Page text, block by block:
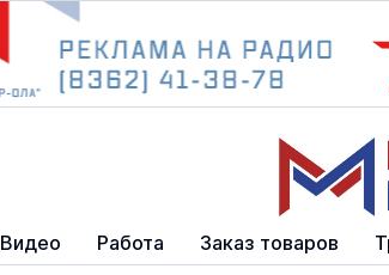
Видео Работа Заказ товаров